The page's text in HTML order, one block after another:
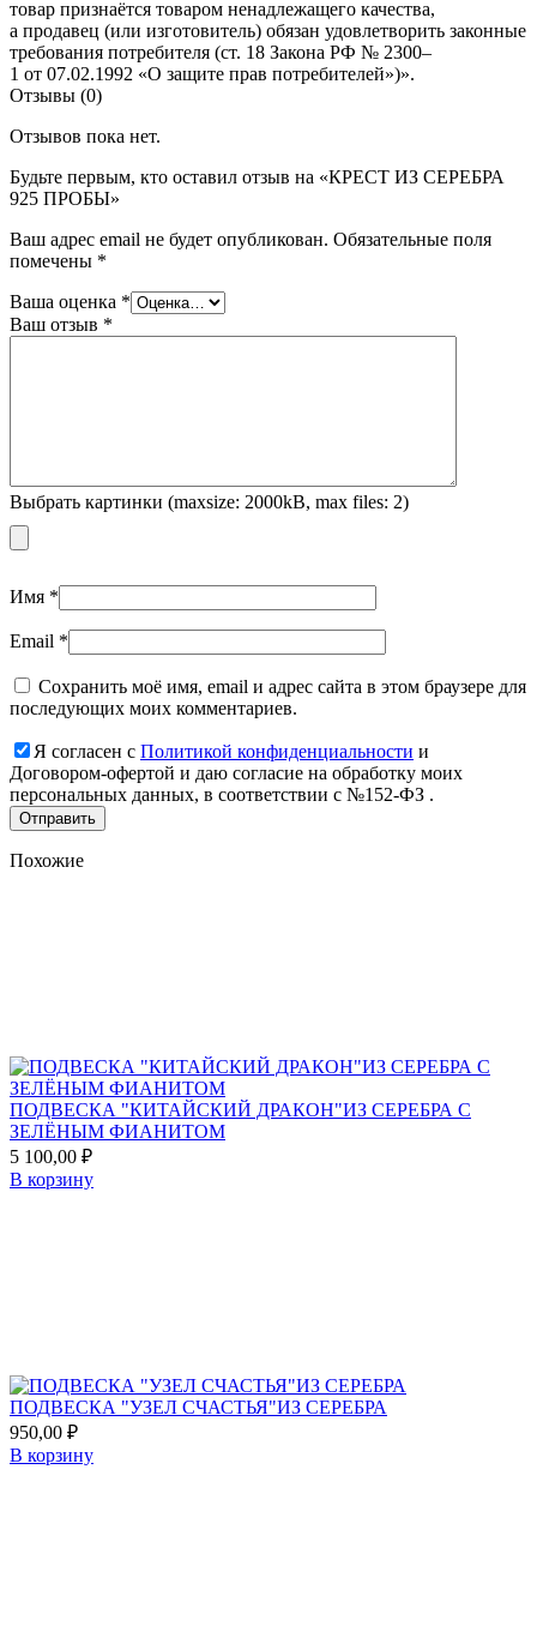
товар признаётся товаром ненадлежащего качества,
а продавец (или изготовитель) обязан удовлетворить законные
требования потребителя (ст. 18 Закона РФ № 2300–
1 от 07.02.1992 «О защите прав потребителей»)».
Отзывы (0)
Отзывов пока нет.
Будьте первым, кто оставил отзыв на «КРЕСТ ИЗ СЕРЕБРА
925 ПРОБЫ»
Ваш адрес email не будет опубликован. Обязательные поля
помечены *
Ваша оценка *
Ваш отзыв *
Выбрать картинки (maxsize: 2000kB, max files: 2)
Имя *
Email *
Сохранить моё имя, email и адрес сайта в этом браузере для
последующих моих комментариев.
Я согласен с Политикой конфиденциальности и
Договором-офертой и даю согласие на обработку моих
персональных данных, в соответствии с №152-ФЗ .
Похожие
ПОДВЕСКА "КИТАЙСКИЙ ДРАКОН"ИЗ СЕРЕБРА С
ЗЕЛЁНЫМ ФИАНИТОМ
5 100,00 ₽
В корзину
ПОДВЕСКА "УЗЕЛ СЧАСТЬЯ"ИЗ СЕРЕБРА
950,00 ₽
В корзину